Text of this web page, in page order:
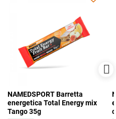
NAMEDSPORT Barretta
energetica Total Energy mix
Tango 35g